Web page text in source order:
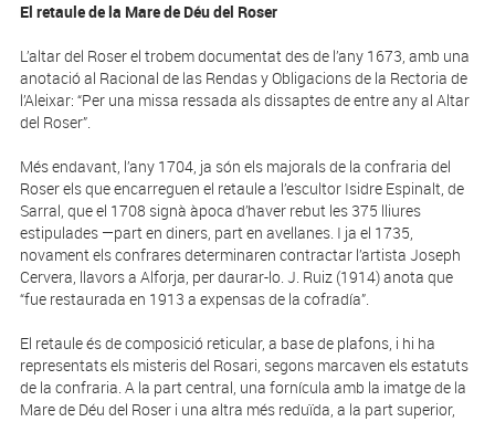
El retaule de la Mare de Déu del Roser
L’altar del Roser el trobem documentat des de l’any 1673, amb una
anotació al Racional de las Rendas y Obligacions de la Rectoria de
l’Aleixar: “Per una missa ressada als dissaptes de entre any al Altar
del Roser”.
Més endavant, l’any 1704, ja són els majorals de la confraria del
Roser els que encarreguen el retaule a l’escultor Isidre Espinalt, de
Sarral, que el 1708 signà àpoca d’haver rebut les 375 lliures
estipulades —part en diners, part en avellanes. I ja el 1735,
novament els confrares determinaren contractar l’artista Joseph
Cervera, llavors a Alforja, per daurar-lo. J. Ruiz (1914) anota que
“fue restaurada en 1913 a expensas de la cofradía”.
El retaule és de composició reticular, a base de plafons, i hi ha
representats els misteris del Rosari, segons marcaven els estatuts
de la confraria. A la part central, una fornícula amb la imatge de la
Mare de Déu del Roser i una altra més reduïda, a la part superior,